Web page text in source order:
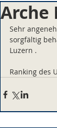
Arche
Sehr
sorgfältig
Luzern .
Ranking des